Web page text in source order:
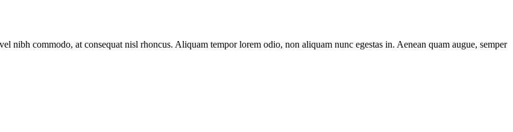
nibh commodo, at consequat nisl rhoncus. Aliquam tempor lorem odio, non aliquam nunc egestas in. Aenean quam augue, semper